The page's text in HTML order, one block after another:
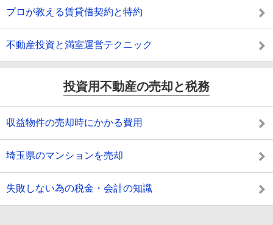
プロが教える賃貸借契約と特約
不動産投資と満室運営テクニック
投資用不動産の売却と税務
収益物件の売却時にかかる費用
埼玉県のマンションを売却
失敗しない為の税金・会計の知識